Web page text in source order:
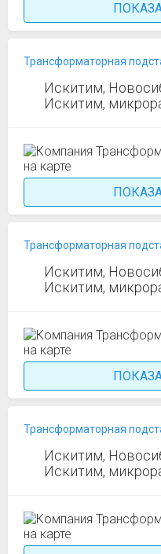
Трансформаторная
Искитим,
Искитим,
Трансформаторная
Искитим,
Искитим,
Трансформаторная
Искитим,
Искитим,